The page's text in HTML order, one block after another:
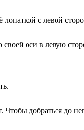
лопаткой с левой
оси в левую
добраться до